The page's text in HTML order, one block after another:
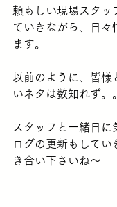
頼もしい現場スタッ
ていきながら、日々
ます。
以前のように、皆様
いネタは数知れず。
スタッフと一緒日に
ログの更新もしてい
き合い下さいね〜